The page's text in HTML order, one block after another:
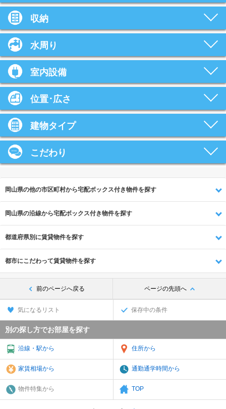
収納
水周り
室内設備
位置･広さ
建物タイプ
こだわり
岡山県の他の市区町村から宅配ボックス付き物件を探す
岡山県の沿線から宅配ボックス付き物件を探す
都道府県別に賃貸物件を探す
都市にこだわって賃貸物件を探す
前のページへ戻る ページの先頭へ
気になるリスト 保存中の条件
別の探し方でお部屋を探す
沿線・駅から 住所から
家賃相場から 通勤通学時間から
物件特集から TOP